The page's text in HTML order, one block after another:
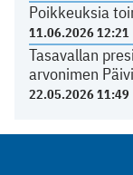
Poikkeuksia
11.06.2026 12:21
Tasavallan
arvonimen
22.05.2026 11:49